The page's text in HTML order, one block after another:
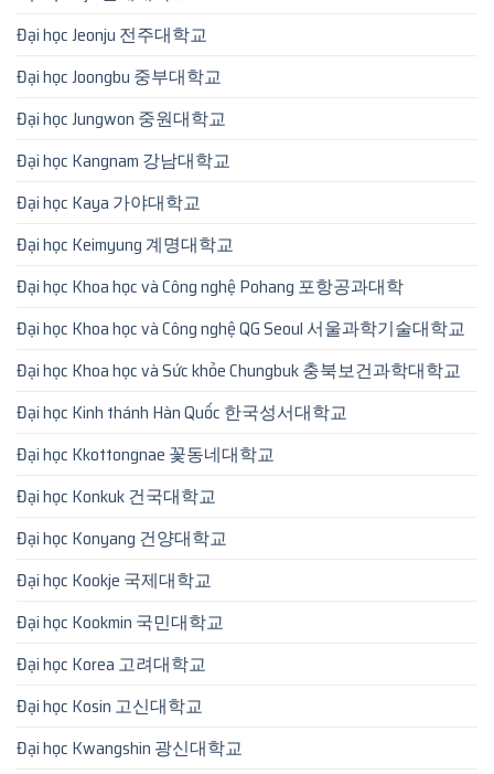
Đại học Jeonju 전주대학교
Đại học Joongbu 중부대학교
Đại học Jungwon 중원대학교
Đại học Kangnam 강남대학교
Đại học Kaya 가야대학교
Đại học Keimyung 계명대학교
Đại học Khoa học và Công nghệ Pohang 포항공과대학
Đại học Khoa học và Công nghệ QG Seoul 서울과학기술대학교
Đại học Khoa học và Sức khỏe Chungbuk 충북보건과학대학교
Đại học Kinh thánh Hàn Quốc 한국성서대학교
Đại học Kkottongnae 꽃동네대학교
Đại học Konkuk 건국대학교
Đại học Konyang 건양대학교
Đại học Kookje 국제대학교
Đại học Kookmin 국민대학교
Đại học Korea 고려대학교
Đại học Kosin 고신대학교
Đại học Kwangshin 광신대학교